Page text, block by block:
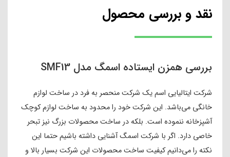
نقد و بررسی محصول
بررسی همزن ایستاده اسمگ مدل SMF13
شرکت ایتالیایی اسم یک شرکت منحصر به فرد در ساخت لوازم
خانگی می‌باشد. این شرکت خود را محدود به ساخت لوازم کوچک
آشپزخانه ننموده است. بلکه در ساخت محصولات بزرگ نیز تبحر
خاصی دارد. اگر با شرکت اسمگ آشنایی داشته باشیم حتما این
نکته را می‌دانیم کیفیت ساخت محصولات این شرکت بسیار بالا و